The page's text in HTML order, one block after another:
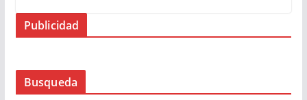
Publicidad
Busqueda